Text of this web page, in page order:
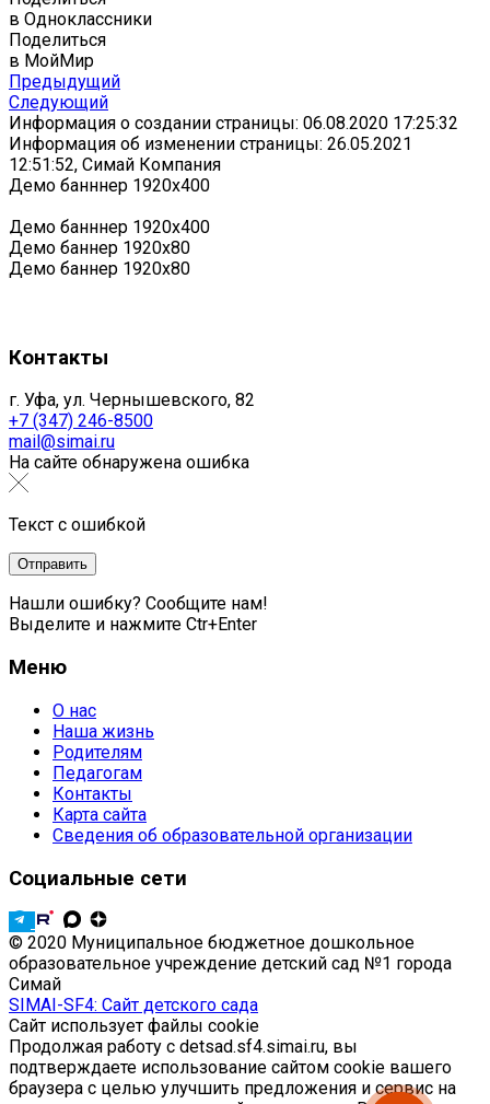
в Одноклассники
Поделиться
в МойМир
Предыдущий
Следующий
Информация о создании страницы: 06.08.2020 17:25:32
Информация об изменении страницы: 26.05.2021
12:51:52, Симай Компания
Демо банннер 1920х400
Демо банннер 1920х400
Демо баннер 1920x80
Демо баннер 1920x80
Контакты
г. Уфа, ул. Чернышевского, 82
+7 (347) 246-8500
mail@simai.ru
На сайте обнаружена ошибка
Текст с ошибкой
Нашли ошибку? Сообщите нам!
Выделите и нажмите Ctr+Enter
Меню
О нас
Наша жизнь
Родителям
Педагогам
Контакты
Карта сайта
Сведения об образовательной организации
Социальные сети
© 2020 Муниципальное бюджетное дошкольное
образовательное учреждение детский сад №1 города
Симай
SIMAI-SF4: Сайт детского сада
Сайт использует файлы cookie
Продолжая работу с detsad.sf4.simai.ru, вы
подтверждаете использование сайтом cookie вашего
браузера с целью улучшить предложения и сервис на